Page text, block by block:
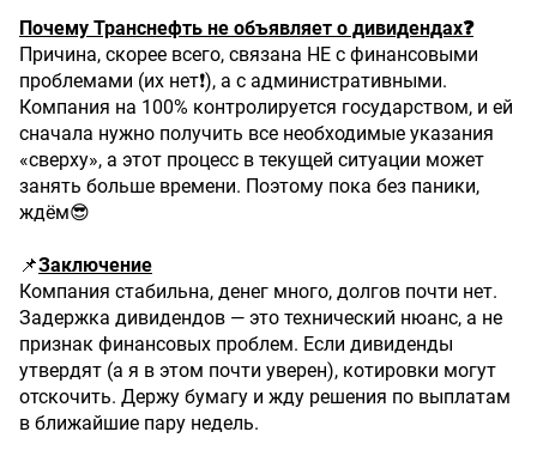
Почему Транснефть не объявляет о дивидендах❓
Причина, скорее всего, связана НЕ с финансовыми
проблемами (их нет❗️), а с административными.
Компания на 100% контролируется государством, и ей
сначала нужно получить все необходимые указания
«сверху», а этот процесс в текущей ситуации может
занять больше времени. Поэтому пока без паники,
ждём😎
📌Заключение
Компания стабильна, денег много, долгов почти нет.
Задержка дивидендов — это технический нюанс, а не
признак финансовых проблем. Если дивиденды
утвердят (а я в этом почти уверен), котировки могут
отскочить. Держу бумагу и жду решения по выплатам
в ближайшие пару недель.